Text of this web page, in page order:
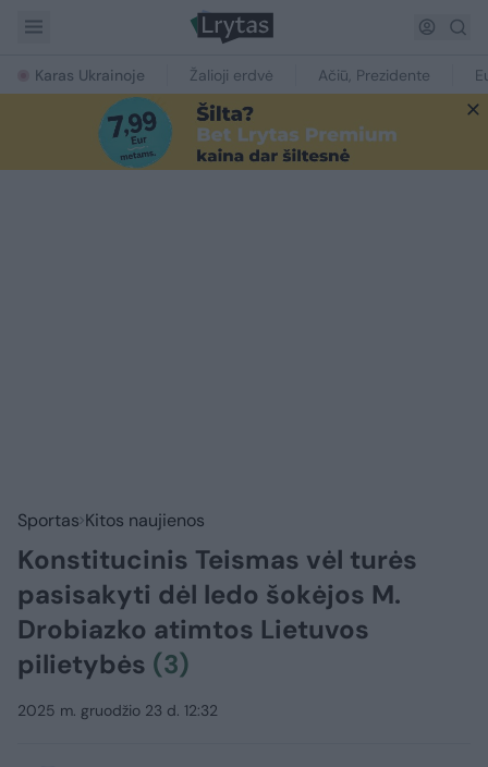
Karas Ukrainoje Žalioji erdvė Ačiū, Prezidente
Sportas Kitos naujienos
Konstitucinis Teismas vėl turės
pasisakyti dėl ledo šokėjos M.
Drobiazko atimtos Lietuvos
pilietybės (3)
2025 m. gruodžio 23 d. 12:32